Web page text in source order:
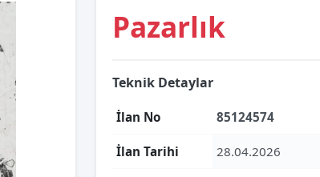
Pazarlık
Teknik Detaylar
İlan No 85124574
İlan Tarihi 28.04.2026